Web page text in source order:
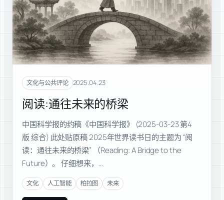
文化与公共评论 2025.04.23
阅读:通往未来的桥梁
中国科学报的约稿《中国科学报》 (2025-03-23 第4
版 综合) 此处贴原稿 2025年世界读书日的主题为 “阅
读：通往未来的桥梁” （Reading: A Bridge to the
Future）。 仔细想来，…
文化 人工智能 柏拉图 未来